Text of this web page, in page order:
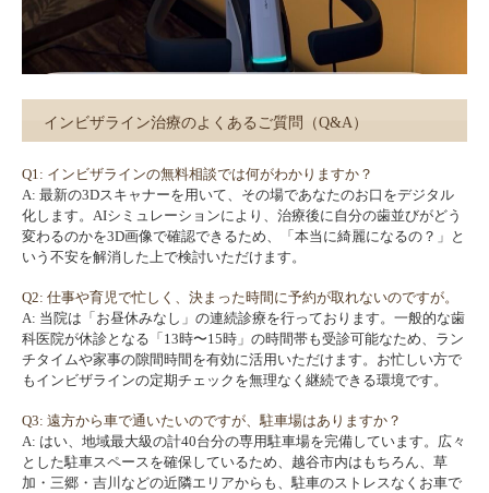
インビザライン治療のよくあるご質問（Q&A）
Q1: インビザラインの無料相談では何がわかりますか？
A: 最新の3Dスキャナーを用いて、その場であなたのお口をデジタル
化します。AIシミュレーションにより、治療後に自分の歯並びがどう
変わるのかを3D画像で確認できるため、「本当に綺麗になるの？」と
いう不安を解消した上で検討いただけます。
Q2: 仕事や育児で忙しく、決まった時間に予約が取れないのですが。
A: 当院は「お昼休みなし」の連続診療を行っております。一般的な歯
科医院が休診となる「13時〜15時」の時間帯も受診可能なため、ラン
チタイムや家事の隙間時間を有効に活用いただけます。お忙しい方で
もインビザラインの定期チェックを無理なく継続できる環境です。
Q3: 遠方から車で通いたいのですが、駐車場はありますか？
A: はい、地域最大級の計40台分の専用駐車場を完備しています。広々
とした駐車スペースを確保しているため、越谷市内はもちろん、草
加・三郷・吉川などの近隣エリアからも、駐車のストレスなくお車で